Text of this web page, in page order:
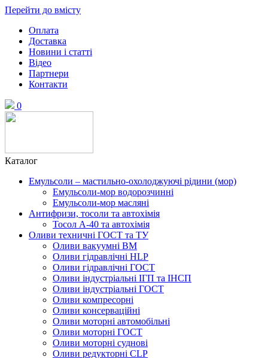
Перейти до вмісту
Оплата
Доставка
Новини і статті
Відео
Партнери
Контакти
0
Каталог
Емульсоли – мастильно-охолоджуючі рідини (мор)
Емульсоли-мор водорозчинні
Емульсоли-мор масляні
Антифризи, тосоли та автохімія
Тосол А-40 та автохімія
Оливи техничні ГОСТ та ТУ
Оливи вакуумні ВМ
Оливи гідравлічні HLP
Оливи гідравлічні ГОСТ
Оливи індустріальні ІГП та ІНСП
Оливи індустріальні ГОСТ
Оливи компресорні
Оливи консерваційні
Оливи моторні автомобільні
Оливи моторні ГОСТ
Оливи моторні суднові
Оливи редукторні CLP